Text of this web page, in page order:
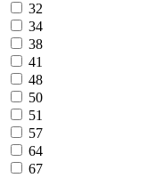
32
34
38
41
48
50
51
57
64
67